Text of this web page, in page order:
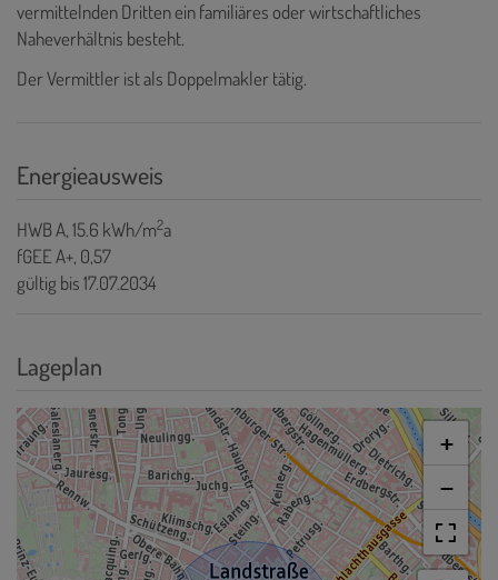
vermittelnden Dritten ein familiäres oder wirtschaftliches
Naheverhältnis besteht.
Der Vermittler ist als Doppelmakler tätig.
Energieausweis
HWBA, 15.6 kWh/m2a
fGEEA+, 0,57
gültig bis17.07.2034
Lageplan
+
−